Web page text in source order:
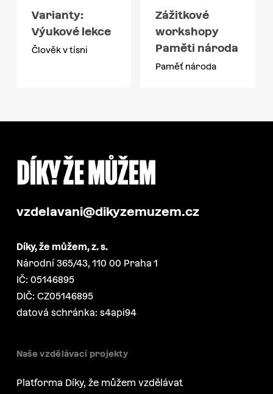
Varianty:
Výukové lekce
Člověk v tísni
Zážitkové
workshopy
Paměti národa
Paměť národa
vzdelavani@dikyzemuzem.cz
Díky, že můžem, z. s.
Národní 365/43, 110 00 Praha 1
IČ: 05146895
DIČ: CZ05146895
datová schránka: s4api94
Naše vzdělávací projekty
Platforma Díky, že můžem vzdělávat